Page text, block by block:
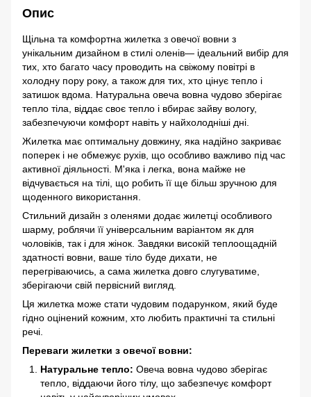
Опис
Щільна та комфортна жилетка з овечої вовни з
унікальним дизайном в стилі оленів— ідеальний вибір для
тих, хто багато часу проводить на свіжому повітрі в
холодну пору року, а також для тих, хто цінує тепло і
затишок вдома. Натуральна овеча вовна чудово зберігає
тепло тіла, віддає своє тепло і вбирає зайву вологу,
забезпечуючи комфорт навіть у найхолодніші дні.
Жилетка має оптимальну довжину, яка надійно закриває
поперек і не обмежує рухів, що особливо важливо під час
активної діяльності. М'яка і легка, вона майже не
відчувається на тілі, що робить її ще більш зручною для
щоденного використання.
Стильний дизайн з оленями додає жилетці особливого
шарму, роблячи її універсальним варіантом як для
чоловіків, так і для жінок. Завдяки високій теплоощадній
здатності вовни, ваше тіло буде дихати, не
перегріваючись, а сама жилетка довго слугуватиме,
зберігаючи свій первісний вигляд.
Ця жилетка може стати чудовим подарунком, який буде
гідно оцінений кожним, хто любить практичні та стильні
речі.
Переваги жилетки з овечої вовни:
Натуральне тепло: Овеча вовна чудово зберігає
тепло, віддаючи його тілу, що забезпечує комфорт